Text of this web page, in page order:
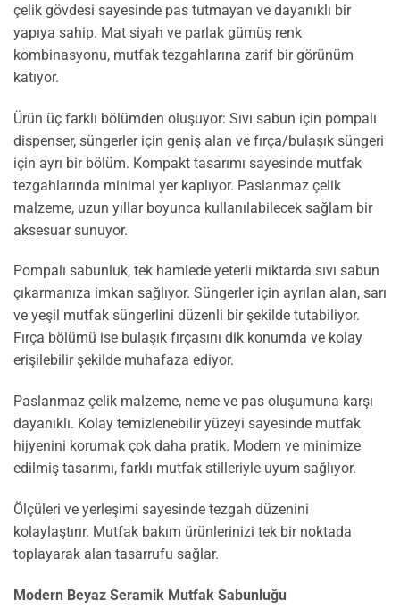
çelik gövdesi sayesinde pas tutmayan ve dayanıklı bir
yapıya sahip. Mat siyah ve parlak gümüş renk
kombinasyonu, mutfak tezgahlarına zarif bir görünüm
katıyor.
Ürün üç farklı bölümden oluşuyor: Sıvı sabun için pompalı
dispenser, süngerler için geniş alan ve fırça/bulaşık süngeri
için ayrı bir bölüm. Kompakt tasarımı sayesinde mutfak
tezgahlarında minimal yer kaplıyor. Paslanmaz çelik
malzeme, uzun yıllar boyunca kullanılabilecek sağlam bir
aksesuar sunuyor.
Pompalı sabunluk, tek hamlede yeterli miktarda sıvı sabun
çıkarmanıza imkan sağlıyor. Süngerler için ayrılan alan, sarı
ve yeşil mutfak süngerlini düzenli bir şekilde tutabiliyor.
Fırça bölümü ise bulaşık fırçasını dik konumda ve kolay
erişilebilir şekilde muhafaza ediyor.
Paslanmaz çelik malzeme, neme ve pas oluşumuna karşı
dayanıklı. Kolay temizlenebilir yüzeyi sayesinde mutfak
hijyenini korumak çok daha pratik. Modern ve minimize
edilmiş tasarımı, farklı mutfak stilleriyle uyum sağlıyor.
Ölçüleri ve yerleşimi sayesinde tezgah düzenini
kolaylaştırır. Mutfak bakım ürünlerinizi tek bir noktada
toplayarak alan tasarrufu sağlar.
Modern Beyaz Seramik Mutfak Sabunluğu